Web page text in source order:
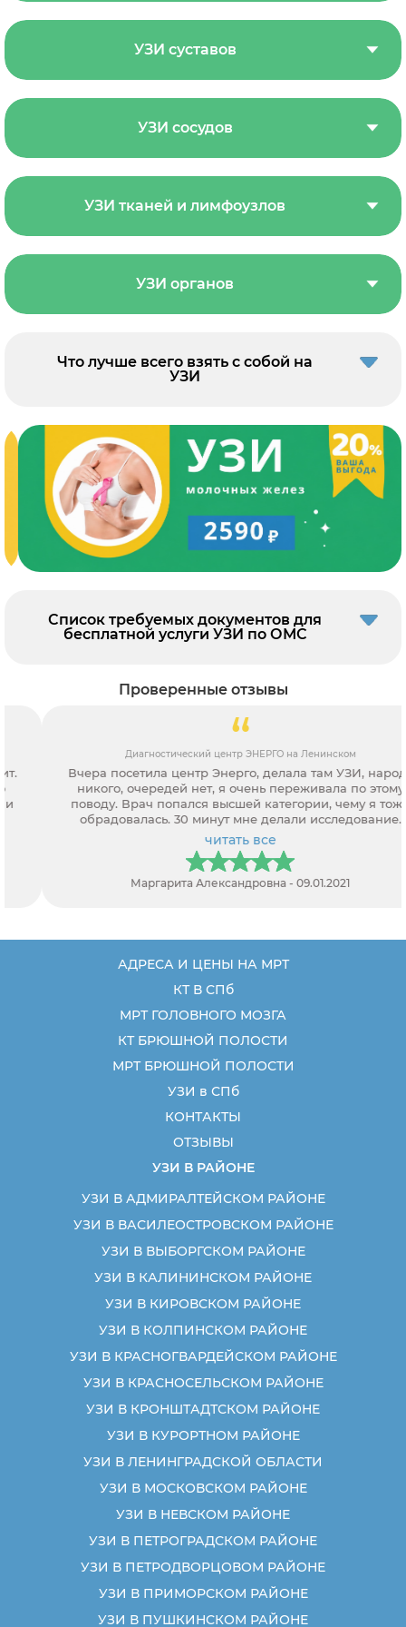
УЗИ суставов
УЗИ сосудов
УЗИ тканей и лимфоузлов
УЗИ органов
Что лучше всего взять с собой на
УЗИ
Список требуемых документов для
бесплатной услуги УЗИ по ОМС
Проверенные отзывы
Диагностический центр ЭНЕРГО на Ленинском
Вчера посетила центр Энерго, делала там УЗИ, народу
никого, очередей нет, я очень переживала по этому
поводу. Врач попался высшей категории, чему я тоже
обрадовалась. 30 минут мне делали исследование.
читать все
Маргарита Александровна - 09.01.2021
АДРЕСА И ЦЕНЫ НА МРТ
КТ В СПб
МРТ ГОЛОВНОГО МОЗГА
КТ БРЮШНОЙ ПОЛОСТИ
МРТ БРЮШНОЙ ПОЛОСТИ
УЗИ в СПб
КОНТАКТЫ
ОТЗЫВЫ
УЗИ В РАЙОНЕ
УЗИ В АДМИРАЛТЕЙСКОМ РАЙОНЕ
УЗИ В ВАСИЛЕОСТРОВСКОМ РАЙОНЕ
УЗИ В ВЫБОРГСКОМ РАЙОНЕ
УЗИ В КАЛИНИНСКОМ РАЙОНЕ
УЗИ В КИРОВСКОМ РАЙОНЕ
УЗИ В КОЛПИНСКОМ РАЙОНЕ
УЗИ В КРАСНОГВАРДЕЙСКОМ РАЙОНЕ
УЗИ В КРАСНОСЕЛЬСКОМ РАЙОНЕ
УЗИ В КРОНШТАДТСКОМ РАЙОНЕ
УЗИ В КУРОРТНОМ РАЙОНЕ
УЗИ В ЛЕНИНГРАДСКОЙ ОБЛАСТИ
УЗИ В МОСКОВСКОМ РАЙОНЕ
УЗИ В НЕВСКОМ РАЙОНЕ
УЗИ В ПЕТРОГРАДСКОМ РАЙОНЕ
УЗИ В ПЕТРОДВОРЦОВОМ РАЙОНЕ
УЗИ В ПРИМОРСКОМ РАЙОНЕ
УЗИ В ПУШКИНСКОМ РАЙОНЕ